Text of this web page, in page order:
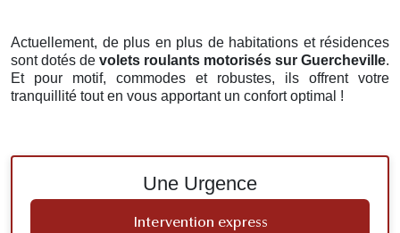
Actuellement, de plus en plus de habitations et résidences
sont dotés de volets roulants motorisés sur Guercheville.
Et pour motif, commodes et robustes, ils offrent votre
tranquillité tout en vous apportant un confort optimal !
Une Urgence
Intervention express